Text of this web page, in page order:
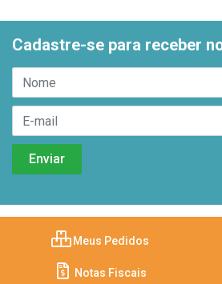
Cadastre-se para receber
Meus Pedidos
Notas Fiscais